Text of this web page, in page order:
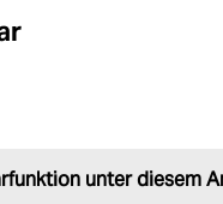
unter diesem